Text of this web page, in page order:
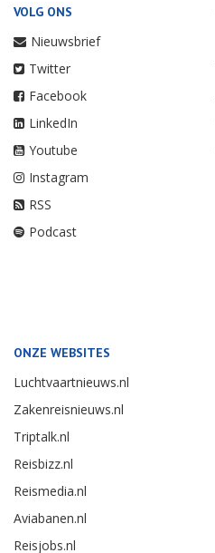
VOLG ONS
Nieuwsbrief
Twitter
Facebook
LinkedIn
Youtube
Instagram
RSS
Podcast
ONZE WEBSITES
Luchtvaartnieuws.nl
Zakenreisnieuws.nl
Triptalk.nl
Reisbizz.nl
Reismedia.nl
Aviabanen.nl
Reisjobs.nl